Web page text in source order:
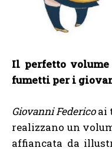
Il perfetto
fumetti per i
Giovanni Federicoai
realizzano un
affiancata da